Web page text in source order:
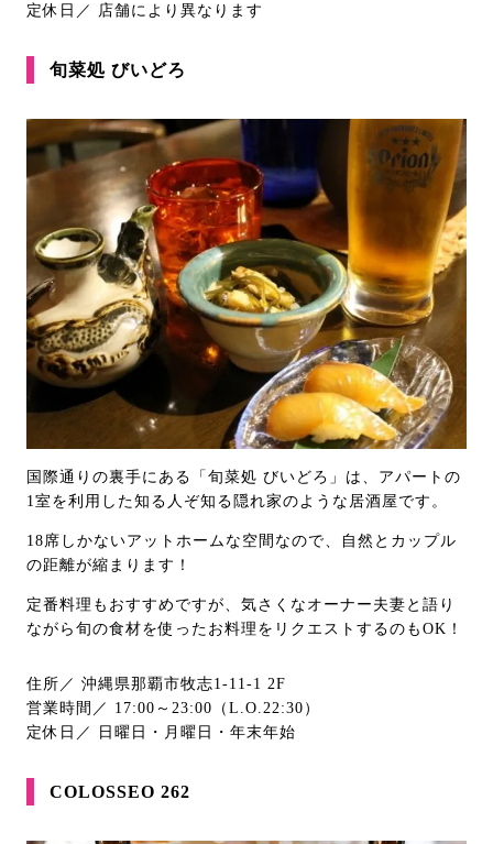
定休日／ 店舗により異なります
旬菜処 びいどろ
国際通りの裏手にある「旬菜処 びいどろ」は、アパートの
1室を利用した知る人ぞ知る隠れ家のような居酒屋です。
18席しかないアットホームな空間なので、自然とカップル
の距離が縮まります！
定番料理もおすすめですが、気さくなオーナー夫妻と語り
ながら旬の食材を使ったお料理をリクエストするのもOK！
住所／ 沖縄県那覇市牧志1-11-1 2F
営業時間／ 17:00～23:00（L.O.22:30）
定休日／ 日曜日・月曜日・年末年始
COLOSSEO 262